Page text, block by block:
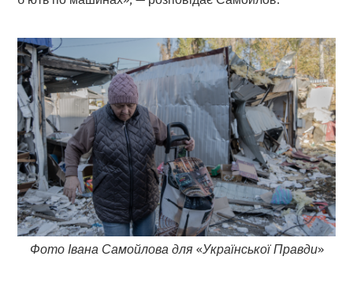
Фото Івана Самойлова для«Української Правди»